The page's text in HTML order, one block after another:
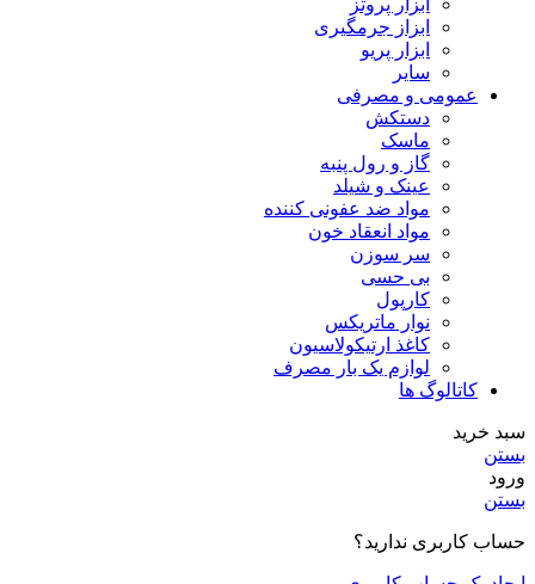
ابزاز جرمگیری
ابزار پریو
سایر
عمومی و مصرفی
دستکش
ماسک
گاز و رول پنبه
عینک و شیلد
مواد ضد عفونی کننده
مواد انعقاد خون
سر سوزن
بی حسی
کارپول
نوار ماتریکس
کاغذ ارتیکولاسیون
لوازم یک بار مصرف
کاتالوگ ها
سبد خرید
بستن
ورود
بستن
حساب کاربری ندارید؟